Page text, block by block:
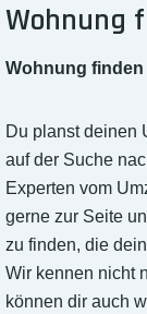
Wohnung
Wohnung
Du planst deinen
auf der Suche
Experten vom
gerne zur Seite
zu finden, die
Wir kennen nicht
können dir auch